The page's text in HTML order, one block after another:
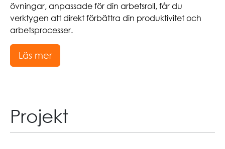
övningar, anpassade för din arbetsroll, får du
verktygen att direkt förbättra din produktivitet och
arbetsprocesser.
Läs mer
Projekt